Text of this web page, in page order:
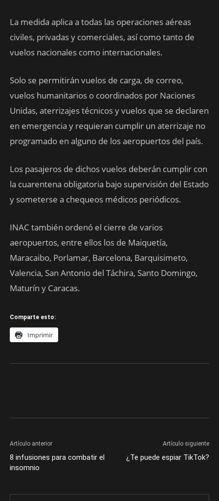
La medida aplica a todas las operaciones aéreas
civiles, privadas y comerciales, así como tanto de
vuelos nacionales como internacionales.
Solo se permitirán vuelos de carga, de correo,
vuelos humanitarios o coordinados por Naciones
Unidas, aterrizajes técnicos y vuelos que se declaren
en emergencia y requieran cumplir un aterrizaje no
programado en alguno de los aeropuertos del país.
Los pasajeros de dichos vuelos deberán cumplir con
la cuarentena obligatoria bajo supervisión del Estado
y someterse a chequeos médicos periódicos.
INAC también ordenó el cierre de varios
aeropuertos, entre ellos los de Maiquetía,
Maracaibo, Porlamar, Barcelona, Barquisimeto,
Valencia, San Antonio del Táchira, Santo Domingo,
Maturín y Caracas.
Comparte esto:
Imprimir
Artículo anterior
8 infusiones para combatir el
insomnio
Artículo siguiente
¿Te puede espiar TikTok?